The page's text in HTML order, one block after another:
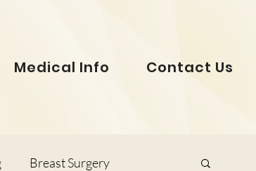
Medical Info Contact Us
Breast Surgery